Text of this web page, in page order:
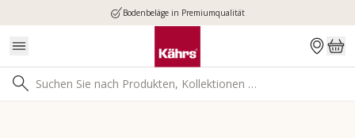
Bodenbeläge in Premiumqualität